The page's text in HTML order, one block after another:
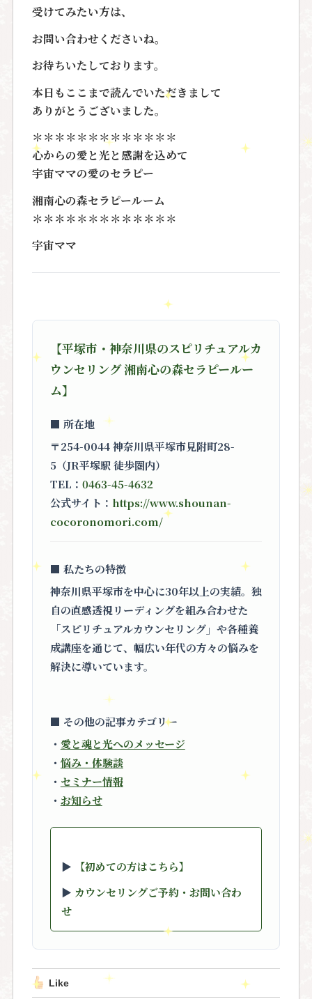
受けてみたい方は、
お問い合わせくださいね。
お待ちいたしております。
本日もここまで読んでいただきまして
ありがとうございました。
＊＊＊＊＊＊＊＊＊＊＊＊＊
心からの愛と光と感謝を込めて
宇宙ママの愛のセラピー
湘南心の森セラピールーム
＊＊＊＊＊＊＊＊＊＊＊＊＊
宇宙ママ
【平塚市・神奈川県のスピリチュアルカ
ウンセリング 湘南心の森セラピールー
ム】
■ 所在地
〒254-0044 神奈川県平塚市見附町28-
5（JR平塚駅 徒歩圏内）
TEL： 0463-45-4632
公式サイト： https://www.shounan-
cocoronomori.com/
■ 私たちの特徴
神奈川県平塚市を中心に30年以上の実績。独
自の直感透視リーディングを組み合わせた
「スピリチュアルカウンセリング」 や各種養
成講座を通じて、幅広い年代の方々の悩みを
解決に導いています。
■ その他の記事カテゴリー
・ 愛と魂と光へのメッセージ
・ 悩み・体験談
・ セミナー情報
・ お知らせ
▶︎
【初めての方はこちら】
▶︎ カウンセリングご予約・お問い合わ
せ
Like